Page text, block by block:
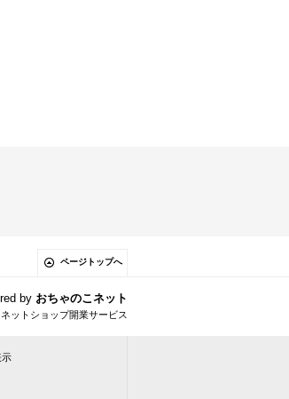
ページトップへ
by おちゃのこネット
ットショップ開業サービス
示